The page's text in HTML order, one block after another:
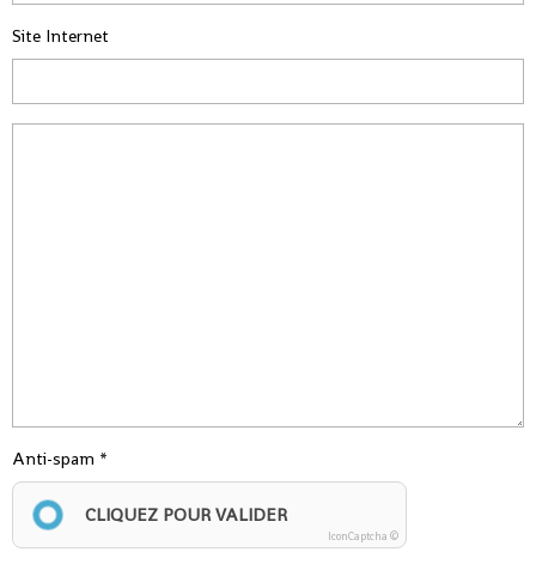
Site Internet
Anti-spam
CLIQUEZ POUR VALIDER
IconCaptcha ©